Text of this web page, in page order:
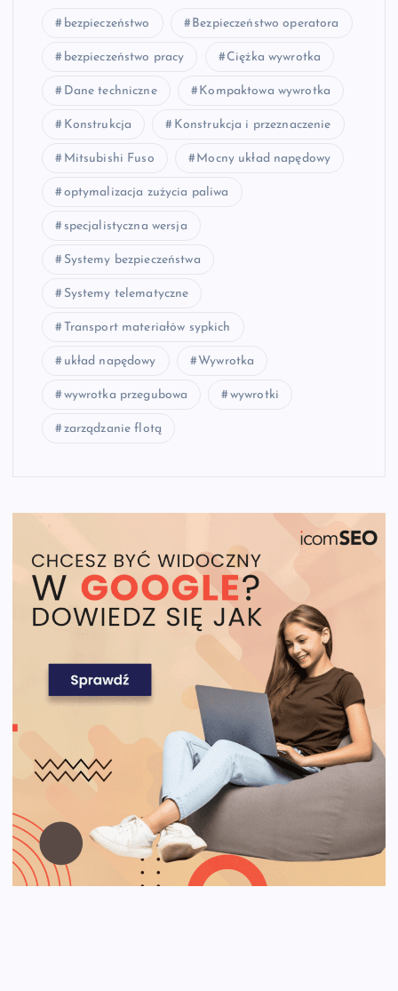
bezpieczeństwo Bezpieczeństwo operatora
bezpieczeństwo pracy Ciężka wywrotka
Dane techniczne Kompaktowa wywrotka
Konstrukcja Konstrukcja i przeznaczenie
Mitsubishi Fuso Mocny układ napędowy
optymalizacja zużycia paliwa
specjalistyczna wersja
Systemy bezpieczeństwa
Systemy telematyczne
Transport materiałów sypkich
układ napędowy Wywrotka
wywrotka przegubowa wywrotki
zarządzanie flotą